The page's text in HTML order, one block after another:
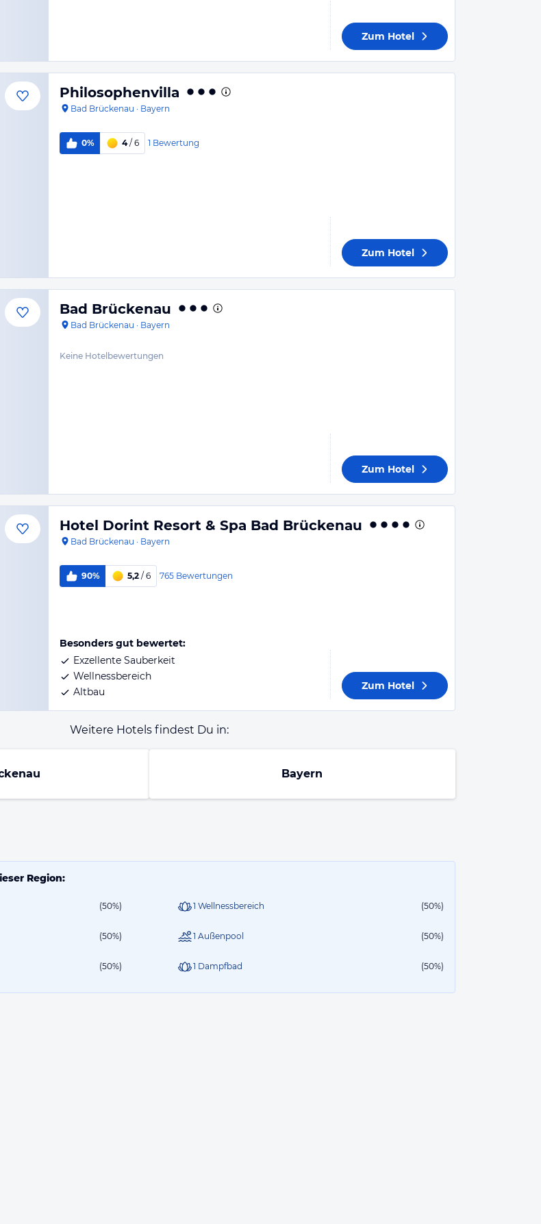
Zum Hotel
Philosophenvilla
Bad Brückenau · Bayern
0% 4/ 6 1 Bewertung
Zum Hotel
Bad Brückenau
Bad Brückenau · Bayern
Keine Hotelbewertungen
Zum Hotel
Hotel Dorint Resort & Spa Bad Brückenau
Bad Brückenau · Bayern
90% 5,2 / 6 765 Bewertungen
Besonders gut bewertet:
Exzellente Sauberkeit
Wellnessbereich
Altbau
Zum Hotel
Weitere Hotels findest Du in:
Bayern
Region:
(50%) 1 Wellnessbereich (50%)
(50%) 1 Außenpool (50%)
(50%) 1 Dampfbad (50%)